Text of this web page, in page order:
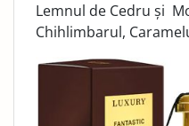
Lemnul de Cedru și
Chihlimbarul,